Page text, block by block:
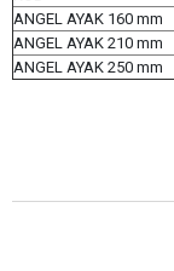
ANGEL AYAK 160 mm
ANGEL AYAK 210 mm
ANGEL AYAK 250 mm